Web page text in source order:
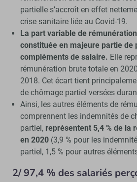
partielle s’accroît en effet
crise sanitaire liée au Covid-19.
La part variable de
constituée en majeure partie de
compléments de salaire. Elle
rémunération brute totale en
2018. Cet écart tient
de chômage partiel versées
Ainsi, les autres éléments de
comprennent les indemnités de
partiel, représentent 5,4 % de la
en 2020(3,9 % pour les
partiel, 1,5 % pour autres
2/ 97,4 % des salariés